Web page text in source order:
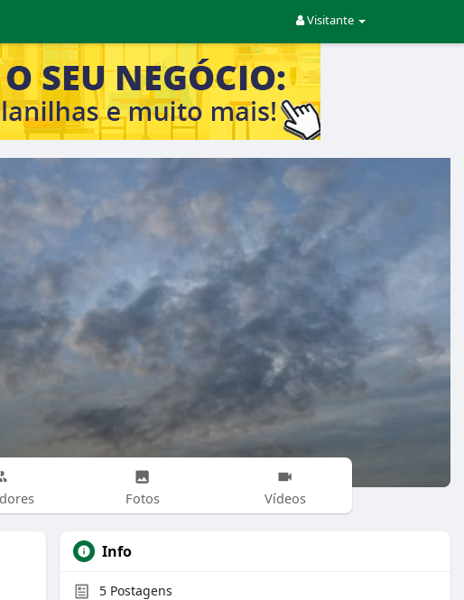
Visitante
Fotos Vídeos
Info
5 Postagens